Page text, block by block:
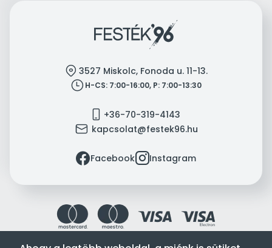
location 3527 Miskolc, Fonoda u. 11-13.
clock H-CS: 7:00-16:00, P: 7:00-13:30
mobile +36-70-319-4143
mail kapcsolat@festek96.hu
facebookFacebookinstagramInstagram